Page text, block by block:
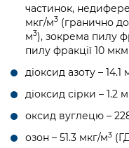
частинок,
мкг/м3 (гранично
м3), зокрема пилу
пилу фракції 10
діоксид азоту – 14.1
діоксид сірки – 1.2
оксид вуглецю –
озон – 51.3 мкг/м3